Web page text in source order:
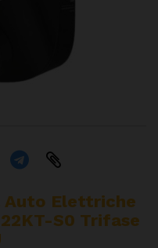
Auto Elettriche
22KT-S0 Trifase